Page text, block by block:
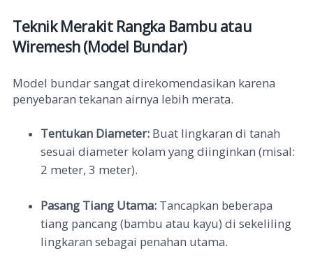
Teknik Merakit Rangka Bambu atau
Wiremesh (Model Bundar)
Model bundar sangat direkomendasikan karena
penyebaran tekanan airnya lebih merata.
Tentukan Diameter: Buat lingkaran di tanah
sesuai diameter kolam yang diinginkan (misal:
2 meter, 3 meter).
Pasang Tiang Utama: Tancapkan beberapa
tiang pancang (bambu atau kayu) di sekeliling
lingkaran sebagai penahan utama.